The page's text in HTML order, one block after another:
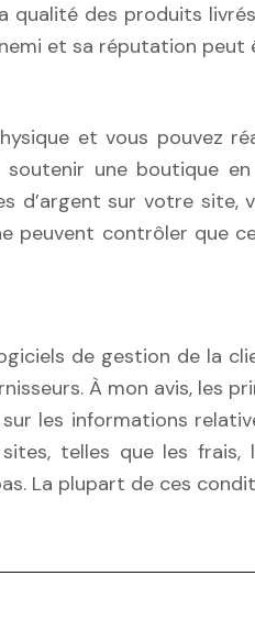
qualité des produits
et sa réputation peut
et vous pouvez
une boutique
sur votre
peuvent contrôler que
de gestion de la
À mon avis, les
les informations
telles que les
La plupart de ces